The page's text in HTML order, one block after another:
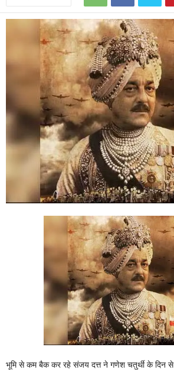
भूमि से कम बैक कर रहे संजय दत्त ने गणेश चतुर्थी के दिन से